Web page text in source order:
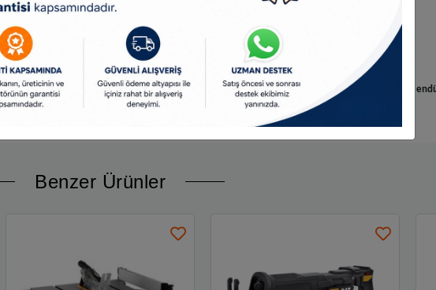
testeresi (BI-Metal)
Ahşap kesme testeresi (BI-Metal)
dozerler, iş makinaları, elektrikli el aletleri ve bahçe makinaları, dizel ve doğal gaz motorları,
yer almaktadır.
Benzer Ürünler